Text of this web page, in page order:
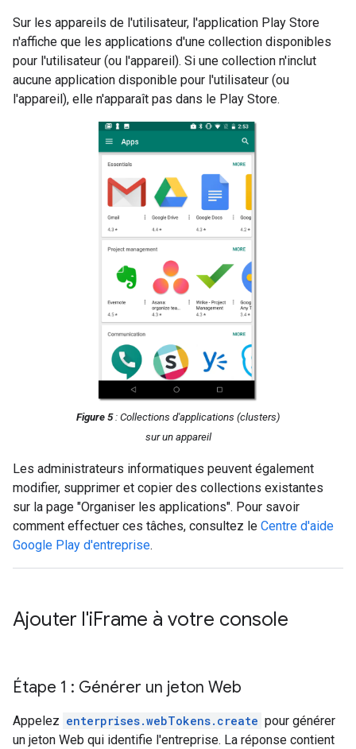
Sur les appareils de l'utilisateur, l'application Play Store
n'affiche que les applications d'une collection disponibles
pour l'utilisateur (ou l'appareil). Si une collection n'inclut
aucune application disponible pour l'utilisateur (ou
l'appareil), elle n'apparaît pas dans le Play Store.
Figure 5: Collections d'applications (clusters)
sur un appareil
Les administrateurs informatiques peuvent également
modifier, supprimer et copier des collections existantes
sur la page "Organiser les applications". Pour savoir
comment effectuer ces tâches, consultez le Centre d'aide
Google Play d'entreprise.
Ajouter l'iFrame à votre console
Étape 1 : Générer un jeton Web
Appelez enterprises.webTokens.create pour générer
un jeton Web qui identifie l'entreprise. La réponse contient